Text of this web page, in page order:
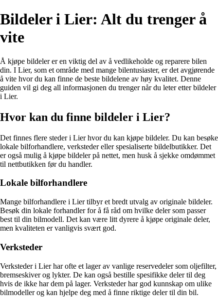
Bildeler i Lier: Alt du trenger å
vite
Å kjøpe bildeler er en viktig del av å vedlikeholde og reparere bilen
din. I Lier, som et område med mange bilentusiaster, er det avgjørende
å vite hvor du kan finne de beste bildelene av høy kvalitet. Denne
guiden vil gi deg all informasjonen du trenger når du leter etter bildeler
i Lier.
Hvor kan du finne bildeler i Lier?
Det finnes flere steder i Lier hvor du kan kjøpe bildeler. Du kan besøke
lokale bilforhandlere, verksteder eller spesialiserte bildelbutikker. Det
er også mulig å kjøpe bildeler på nettet, men husk å sjekke omdømmet
til nettbutikken før du handler.
Lokale bilforhandlere
Mange bilforhandlere i Lier tilbyr et bredt utvalg av originale bildeler.
Besøk din lokale forhandler for å få råd om hvilke deler som passer
best til din bilmodell. Det kan være litt dyrere å kjøpe originale deler,
men kvaliteten er vanligvis svært god.
Verksteder
Verksteder i Lier har ofte et lager av vanlige reservedeler som oljefilter,
bremseskiver og lykter. De kan også bestille spesifikke deler til deg
hvis de ikke har dem på lager. Verksteder har god kunnskap om ulike
bilmodeller og kan hjelpe deg med å finne riktige deler til din bil.